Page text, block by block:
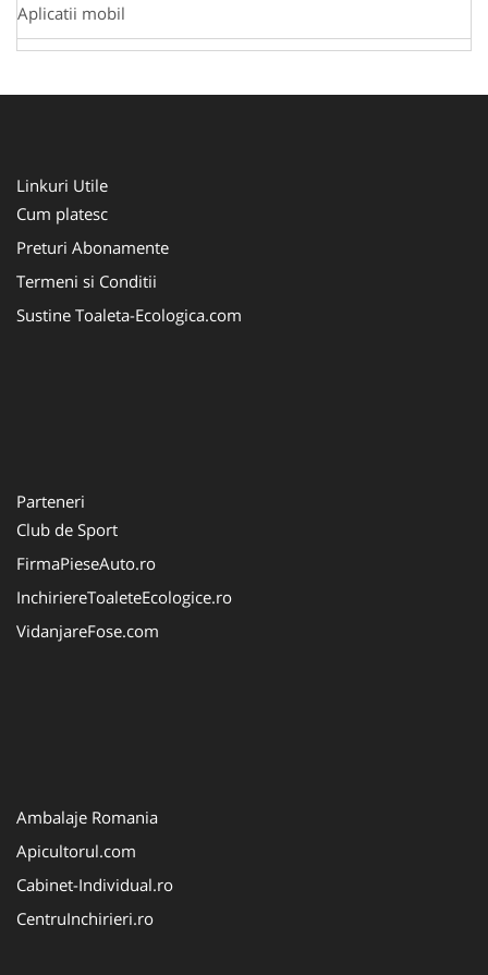
Aplicatii mobil
Linkuri Utile
Cum platesc
Preturi Abonamente
Termeni si Conditii
Sustine Toaleta-Ecologica.com
Parteneri
Club de Sport
FirmaPieseAuto.ro
InchiriereToaleteEcologice.ro
VidanjareFose.com
Ambalaje Romania
Apicultorul.com
Cabinet-Individual.ro
CentruInchirieri.ro